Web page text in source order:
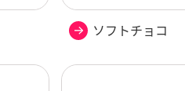
ソフトチョコ